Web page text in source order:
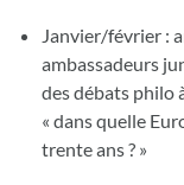
Janvier/février :
ambassadeurs
des débats philo
« dans quelle
trente ans ? »